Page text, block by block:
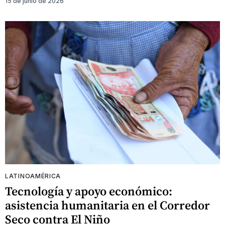
LATINOAMÉRICA
Tecnología y apoyo económico:
asistencia humanitaria en el Corredor
Seco contra El Niño